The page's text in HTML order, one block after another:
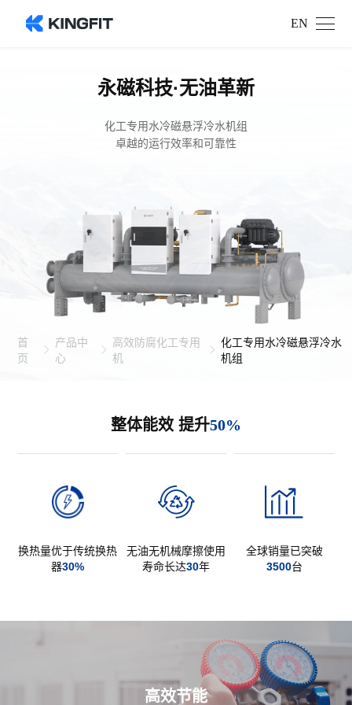
EN
永磁科技·无油革新
化工专用水冷磁悬浮冷水机组
卓越的运行效率和可靠性
首
页
产品中
心
高效防腐化工专用
机
化工专用水冷磁悬浮冷水
机组
整体能效 提升50%
换热量优于传统换热
器30%
无油无机械摩擦使用
寿命长达30年
全球销量已突破
3500台
高效节能